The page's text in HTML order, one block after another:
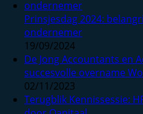
Prinsjesdag 2024:
ondernemer
19/09/2024
De Jong Accountants en
succesvolle overname
02/11/2023
Terugblik Kennissessie: